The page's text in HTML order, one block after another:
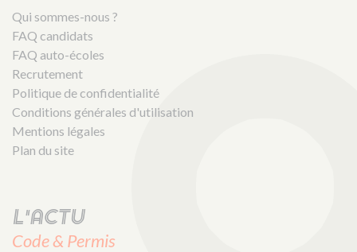
Qui sommes-nous ?
FAQ candidats
FAQ auto-écoles
Recrutement
Politique de confidentialité
Conditions générales d'utilisation
Mentions légales
Plan du site
L'actu
Code & Permis